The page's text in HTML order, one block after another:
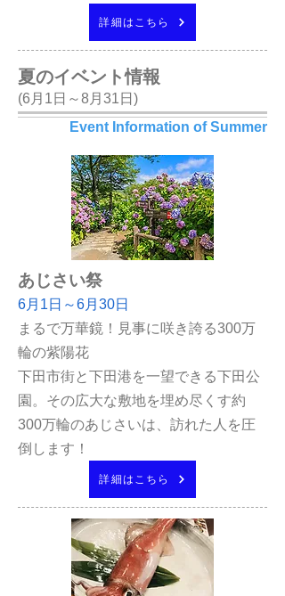
詳細はこちら
夏のイベント情報
(6月1日～8月31日)
Event Information of Summer
あじさい祭
6月1日～6月30日
まるで万華鏡！見事に咲き誇る300万
輪の紫陽花
下田市街と下田港を一望できる下田公
園。その広大な敷地を埋め尽くす約
300万輪のあじさいは、訪れた人を圧
倒します！
詳細はこちら